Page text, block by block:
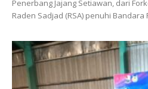
Penerbang Jajang Setiawan, dari
Raden Sadjad (RSA) penuhi Bandara